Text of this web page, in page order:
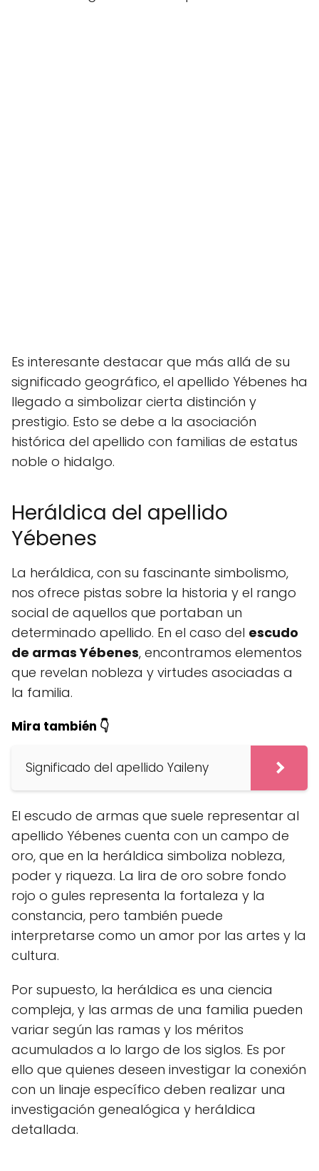
Es interesante destacar que más allá de su
significado geográfico, el apellido Yébenes ha
llegado a simbolizar cierta distinción y
prestigio. Esto se debe a la asociación
histórica del apellido con familias de estatus
noble o hidalgo.
Heráldica del apellido
Yébenes
La heráldica, con su fascinante simbolismo,
nos ofrece pistas sobre la historia y el rango
social de aquellos que portaban un
determinado apellido. En el caso del escudo
de armas Yébenes, encontramos elementos
que revelan nobleza y virtudes asociadas a
la familia.
Mira también 👇
Significado del apellido Yaileny
El escudo de armas que suele representar al
apellido Yébenes cuenta con un campo de
oro, que en la heráldica simboliza nobleza,
poder y riqueza. La lira de oro sobre fondo
rojo o gules representa la fortaleza y la
constancia, pero también puede
interpretarse como un amor por las artes y la
cultura.
Por supuesto, la heráldica es una ciencia
compleja, y las armas de una familia pueden
variar según las ramas y los méritos
acumulados a lo largo de los siglos. Es por
ello que quienes deseen investigar la conexión
con un linaje específico deben realizar una
investigación genealógica y heráldica
detallada.